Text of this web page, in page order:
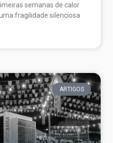
semanas de calor
fragilidade silenciosa
ARTIGOS